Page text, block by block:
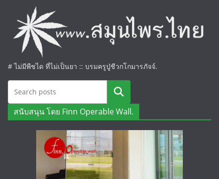
# ไม่มีพืชได ที่ไม่เป็นยา :: บรมครูปู่ชีวกโกมารภัจจ์.
ค้นหา
สนับสนุน โดย Finn Operable Wall.